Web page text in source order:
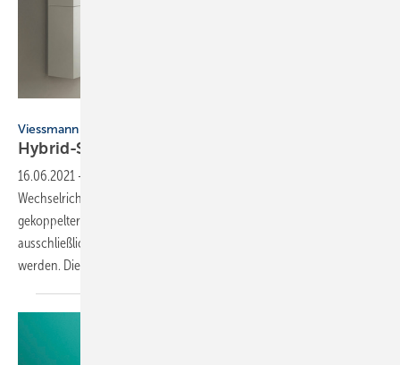
Viessmann
Hybrid-Stromspeicher
16.06.2021 -
Wechselrichter und Batterie vereint. Er kann auch als Wechselstrom-
gekoppelter Stromspeicher zu einer bestehenden PV-Anlage oder
ausschließlich als PV-Wechselrichter – ohne Batterien – genutzt
werden. Die spätere Nachrüstung mit Batterien ist